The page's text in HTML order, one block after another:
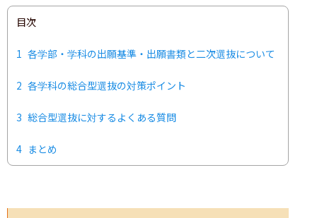
目次
1 各学部・学科の出願基準・出願書類と二次選抜について
2 各学科の総合型選抜の対策ポイント
3 総合型選抜に対するよくある質問
4 まとめ